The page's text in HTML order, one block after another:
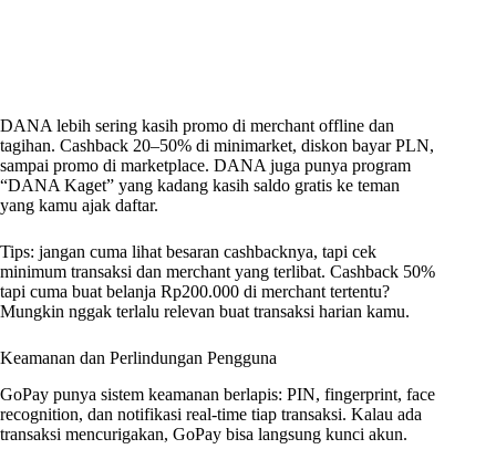
DANA lebih sering kasih promo di merchant offline dan
tagihan. Cashback 20–50% di minimarket, diskon bayar PLN,
sampai promo di marketplace. DANA juga punya program
“DANA Kaget” yang kadang kasih saldo gratis ke teman
yang kamu ajak daftar.
Tips: jangan cuma lihat besaran cashbacknya, tapi cek
minimum transaksi dan merchant yang terlibat. Cashback 50%
tapi cuma buat belanja Rp200.000 di merchant tertentu?
Mungkin nggak terlalu relevan buat transaksi harian kamu.
Keamanan dan Perlindungan Pengguna
GoPay punya sistem keamanan berlapis: PIN, fingerprint, face
recognition, dan notifikasi real-time tiap transaksi. Kalau ada
transaksi mencurigakan, GoPay bisa langsung kunci akun.